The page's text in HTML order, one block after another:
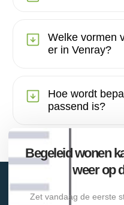
Welke vormen
er in Venray?
Hoe wordt
passend is?
Begeleid wonen
weer op
Zet vandaag de eerste